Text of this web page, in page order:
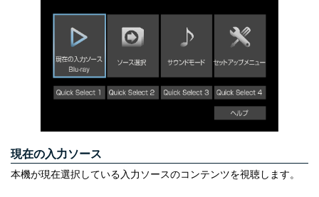
現在の入力ソース
本機が現在選択している入力ソースのコンテンツを視聴します。